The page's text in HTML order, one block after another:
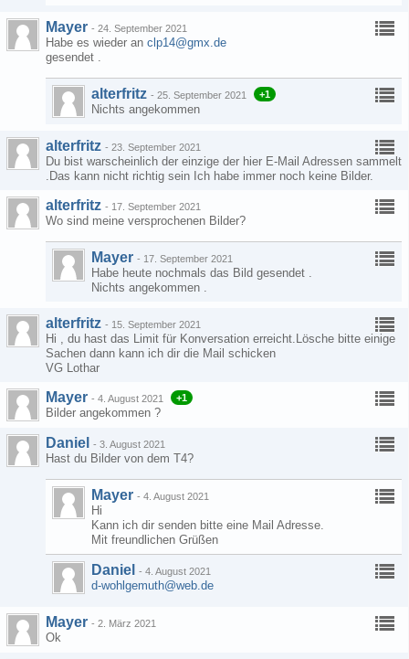
Mayer - 24. September 2021
Habe es wieder an clp14@gmx.de
gesendet .
alterfritz - 25. September 2021 +1
Nichts angekommen
alterfritz - 23. September 2021
Du bist warscheinlich der einzige der hier E-Mail Adressen sammelt
.Das kann nicht richtig sein Ich habe immer noch keine Bilder.
alterfritz - 17. September 2021
Wo sind meine versprochenen Bilder?
Mayer - 17. September 2021
Habe heute nochmals das Bild gesendet .
Nichts angekommen .
alterfritz - 15. September 2021
Hi , du hast das Limit für Konversation erreicht.Lösche bitte einige
Sachen dann kann ich dir die Mail schicken
VG Lothar
Mayer - 4. August 2021 +1
Bilder angekommen ?
Daniel - 3. August 2021
Hast du Bilder von dem T4?
Mayer - 4. August 2021
Hi
Kann ich dir senden bitte eine Mail Adresse.
Mit freundlichen Grüßen
Daniel - 4. August 2021
d-wohlgemuth@web.de
Mayer - 2. März 2021
Ok